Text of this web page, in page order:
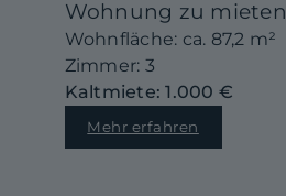
Wohnung zu mieten
Wohnfläche: ca. 87,2 m²
Zimmer: 3
Kaltmiete: 1.000 €
Mehr erfahren